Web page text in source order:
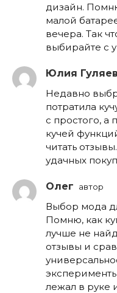
дизайн.
малой
вечера. Так
выбирайте с
Юлия
Недавно
потратила
с простого, а
кучей
читать
удачных
Олег автор
Выбор мода
Помню, как
лучше не
отзывы и
лежал в руке